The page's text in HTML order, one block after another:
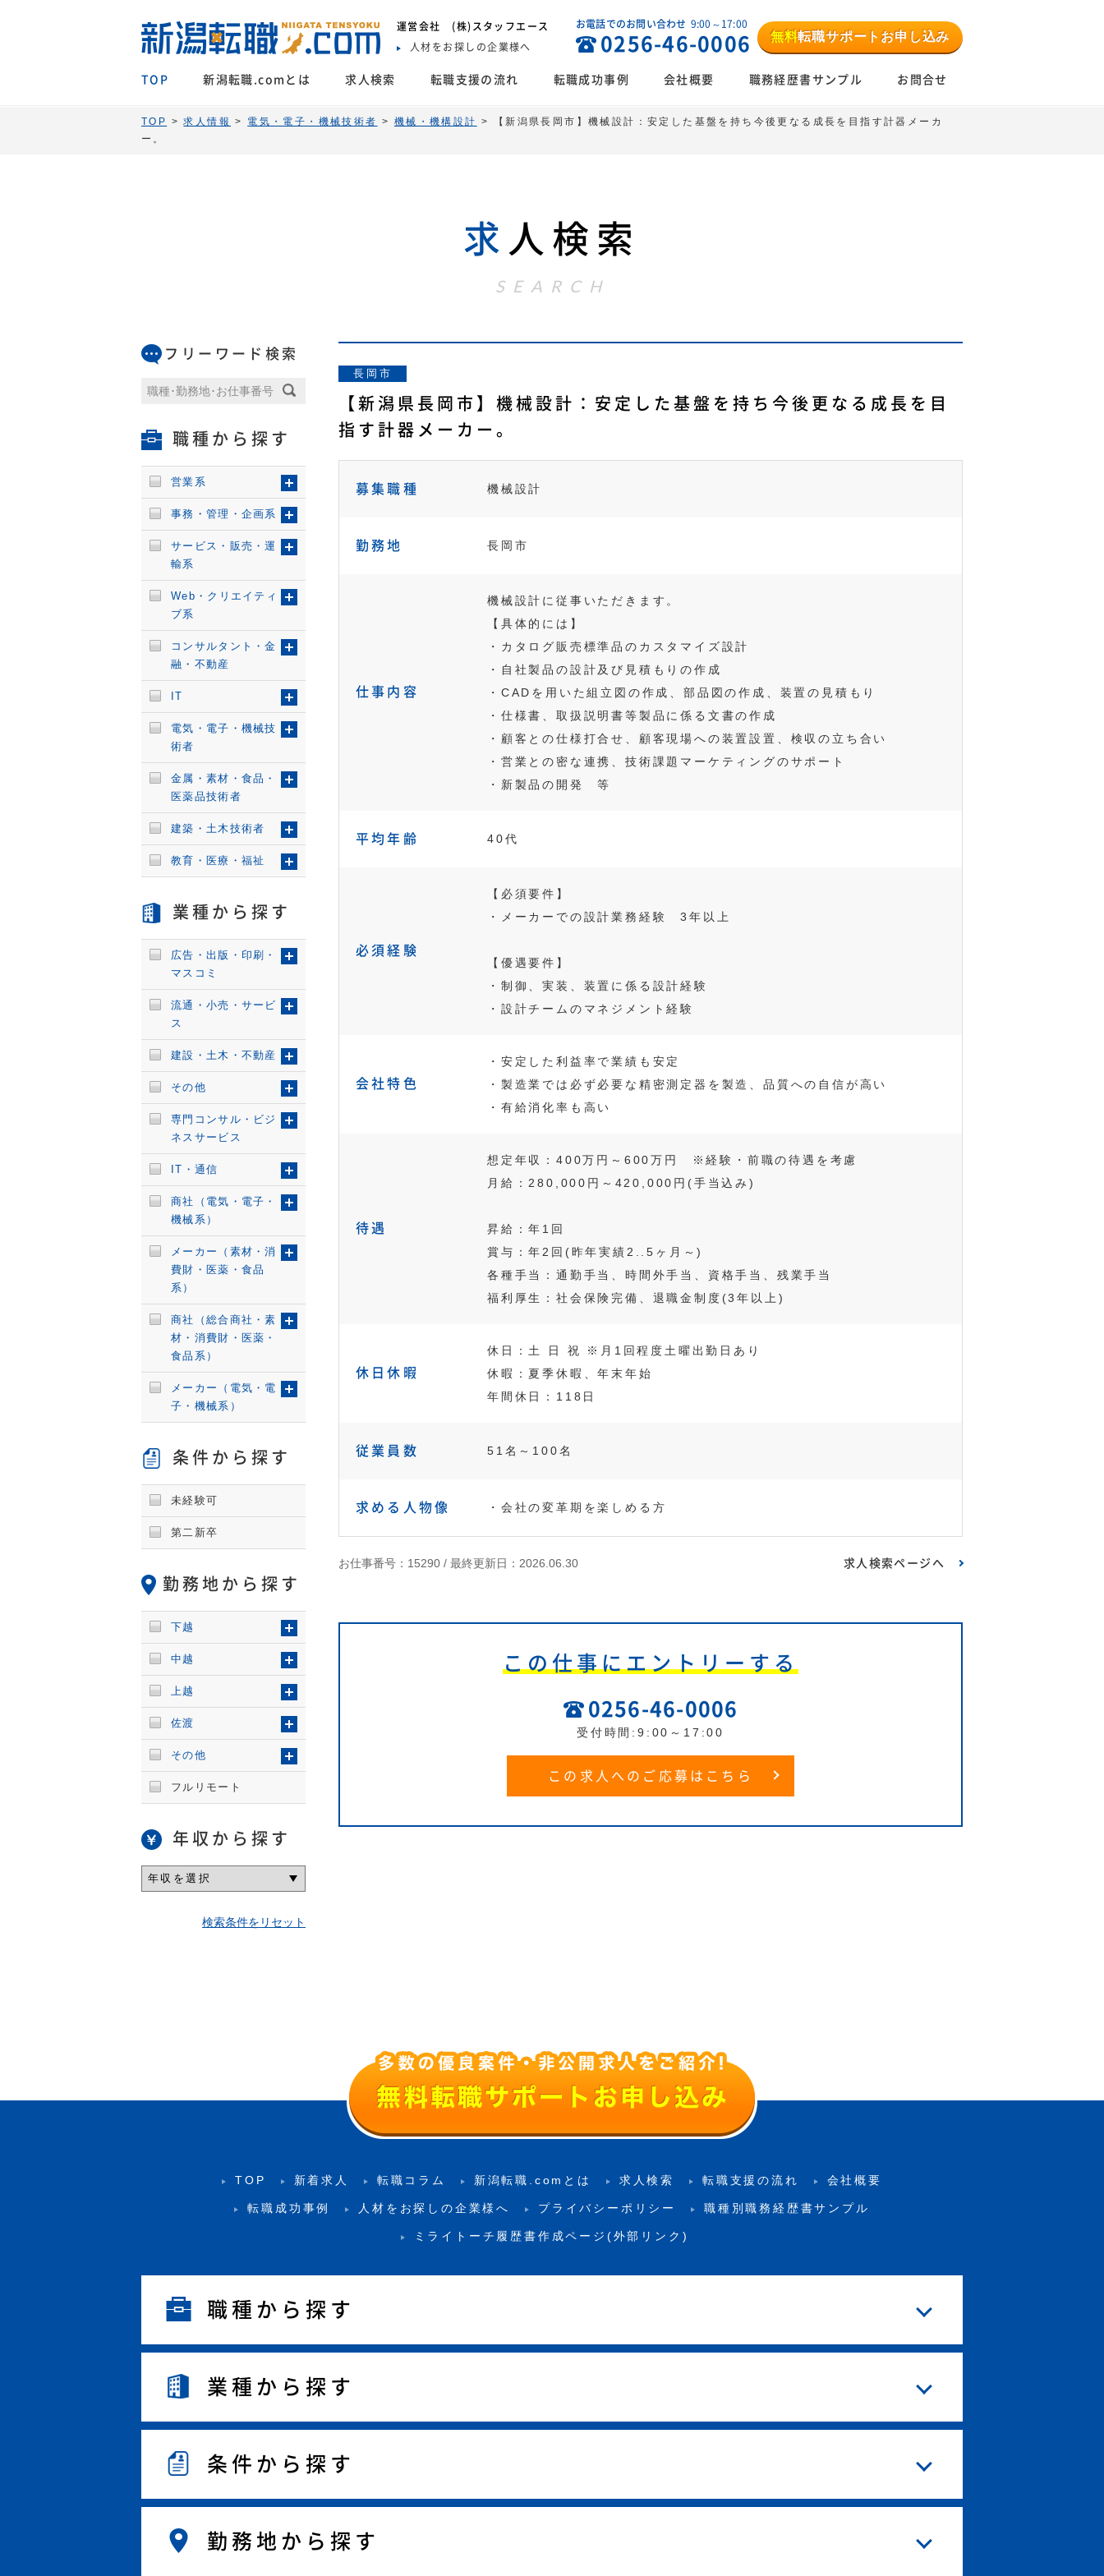
運営会社 (株)スタッフエース
人材をお探しの企業様へ
お電話でのお問い合わせ 9:00～17:00
0256-46-0006 無料転職サポートお申し込み
TOP 新潟転職.comとは 求人検索 転職支援の流れ 転職成功事例 会社概要 職務経歴書サンプル お問合せ
TOP >求人情報 > 電気・電子・機械技術者 > 機械・機構設計 >
【新潟県長岡市】機械設計：安定した基盤を持ち今後更なる成長を目指す計器メーカ
ー。
求 人検索
SEARCH
長岡市
【新潟県長岡市】機械設計：安定した基盤を持ち今後更なる成長を目
指す計器メーカー。
募集職種 機械設計
勤務地 長岡市
仕事内容
機械設計に従事いただきます。
【具体的には】
・カタログ販売標準品のカスタマイズ設計
・自社製品の設計及び見積もりの作成
・CADを用いた組立図の作成、部品図の作成、装置の見積もり
・仕様書、取扱説明書等製品に係る文書の作成
・顧客との仕様打合せ、顧客現場への装置設置、検収の立ち合い
・営業との密な連携、技術課題マーケティングのサポート
・新製品の開発 等
平均年齢 40代
必須経験
【必須要件】
・メーカーでの設計業務経験 3年以上
【優遇要件】
・制御、実装、装置に係る設計経験
・設計チームのマネジメント経験
会社特色
・安定した利益率で業績も安定
・製造業では必ず必要な精密測定器を製造、品質への自信が高い
・有給消化率も高い
待遇
想定年収：400万円～600万円 ※経験・前職の待遇を考慮
月給：280,000円～420,000円(手当込み)
昇給：年1回
賞与：年2回(昨年実績2..5ヶ月～)
各種手当：通勤手当、時間外手当、資格手当、残業手当
福利厚生：社会保険完備、退職金制度(3年以上)
休日休暇
休日：土 日 祝 ※月1回程度土曜出勤日あり
休暇：夏季休暇、年末年始
年間休日：118日
従業員数 51名～100名
求める人物像 ・会社の変革期を楽しめる方
お仕事番号：15290 / 最終更新日：2026.06.30 求人検索ページへ
この仕事にエントリーする
0256-46-0006
受付時間:9:00～17:00
この求人へのご応募はこちら
フリーワード検索
職種から探す
営業系
事務・管理・企画系
サービス・販売・運
輸系
Web・クリエイティ
ブ系
コンサルタント・金
融・不動産
IT
電気・電子・機械技
術者
金属・素材・食品・
医薬品技術者
建築・土木技術者
教育・医療・福祉
業種から探す
広告・出版・印刷・
マスコミ
流通・小売・サービ
ス
建設・土木・不動産
その他
専門コンサル・ビジ
ネスサービス
IT・通信
商社（電気・電子・
機械系）
メーカー（素材・消
費財・医薬・食品
系）
商社（総合商社・素
材・消費財・医薬・
食品系）
メーカー（電気・電
子・機械系）
条件から探す
未経験可
第二新卒
勤務地から探す
下越
中越
上越
佐渡
その他
フルリモート
年収から探す
検索条件をリセット
TOP 新着求人 転職コラム 新潟転職.comとは 求人検索 転職支援の流れ 会社概要
転職成功事例 人材をお探しの企業様へ プライバシーポリシー 職種別職務経歴書サンプル
ミライトーチ履歴書作成ページ(外部リンク)
職種から探す
業種から探す
条件から探す
勤務地から探す